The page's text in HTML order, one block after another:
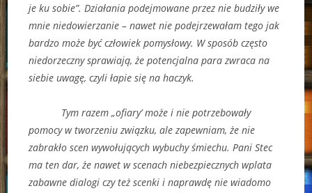
je ku sobie”. Działania podejmowane przez nie budziły we
mnie niedowierzanie – nawet nie podejrzewałam tego jak
bardzo może być człowiek pomysłowy. W sposób często
niedorzeczny sprawiają, że potencjalna para zwraca na
siebie uwagę, czyli łapie się na haczyk.
Tym razem „ofiary’ może i nie potrzebowały
pomocy w tworzeniu związku, ale zapewniam, że nie
zabrakło scen wywołujących wybuchy śmiechu. Pani Stec
ma ten dar, że nawet w scenach niebezpiecznych wplata
zabawne dialogi czy też scenki i naprawdę nie wiadomo